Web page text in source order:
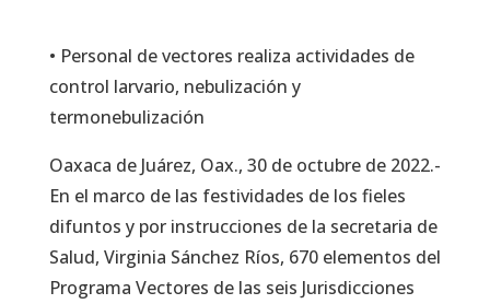
• Personal de vectores realiza actividades de
control larvario, nebulización y
termonebulización
Oaxaca de Juárez, Oax., 30 de octubre de 2022.-
En el marco de las festividades de los fieles
difuntos y por instrucciones de la secretaria de
Salud, Virginia Sánchez Ríos, 670 elementos del
Programa Vectores de las seis Jurisdicciones